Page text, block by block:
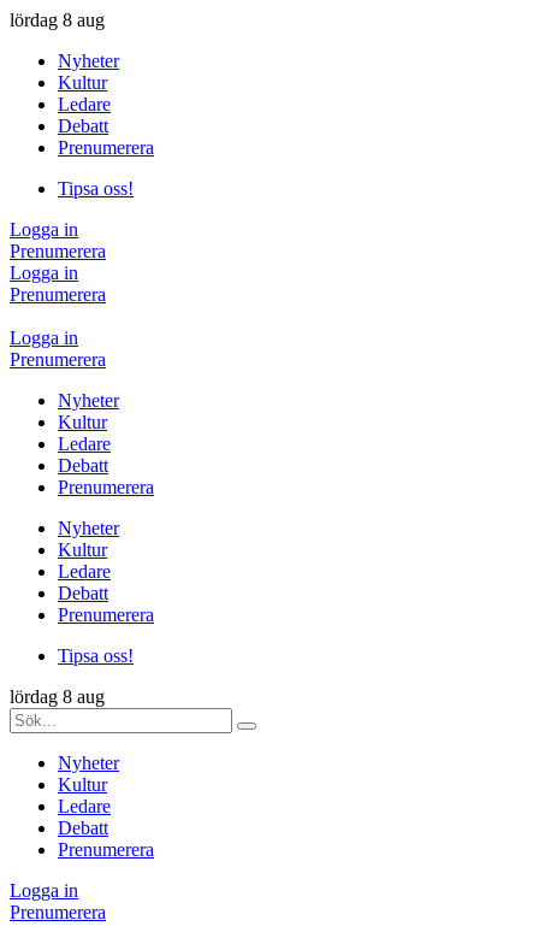
lördag 8 aug
Nyheter
Kultur
Ledare
Debatt
Prenumerera
Tipsa oss!
Logga in
Prenumerera
Logga in
Prenumerera
Logga in
Prenumerera
Nyheter
Kultur
Ledare
Debatt
Prenumerera
Nyheter
Kultur
Ledare
Debatt
Prenumerera
Tipsa oss!
lördag 8 aug
Nyheter
Kultur
Ledare
Debatt
Prenumerera
Logga in
Prenumerera